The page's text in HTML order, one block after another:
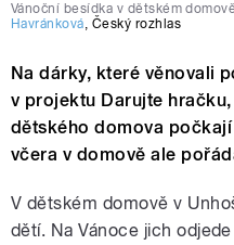
Vánoční besídka v dětském
Havránková, Český rozhlas
Na dárky, které věnovali
v projektu Darujte
dětského domova
včera v domově ale
V dětském domově v
dětí. Na Vánoce jich